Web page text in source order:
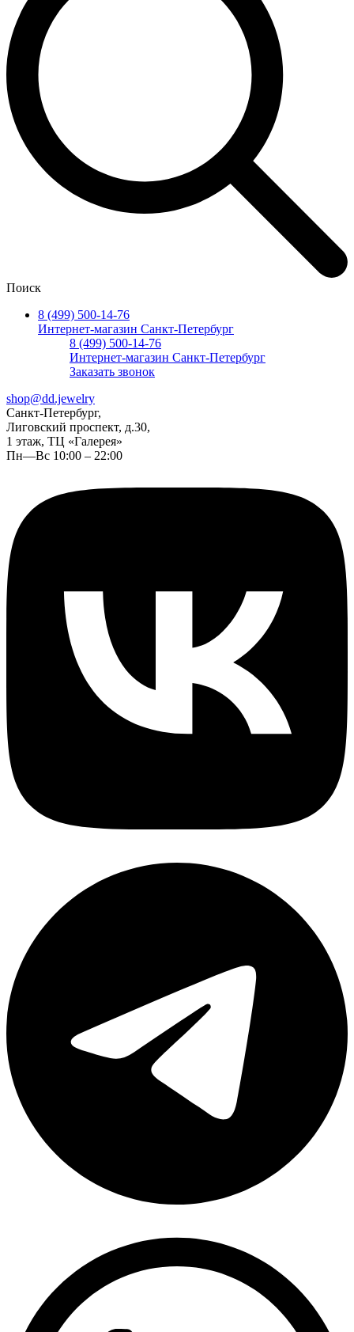
Поиск
8 (499) 500-14-76
Интернет-магазин Санкт-Петербург
8 (499) 500-14-76
Интернет-магазин Санкт-Петербург
Заказать звонок
shop@dd.jewelry
Санкт-Петербург,
Лиговский проспект, д.30,
1 этаж, ТЦ «Галерея»
Пн—Вс 10:00 – 22:00